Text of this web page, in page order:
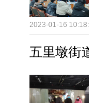
2023-01-16
五里墩街